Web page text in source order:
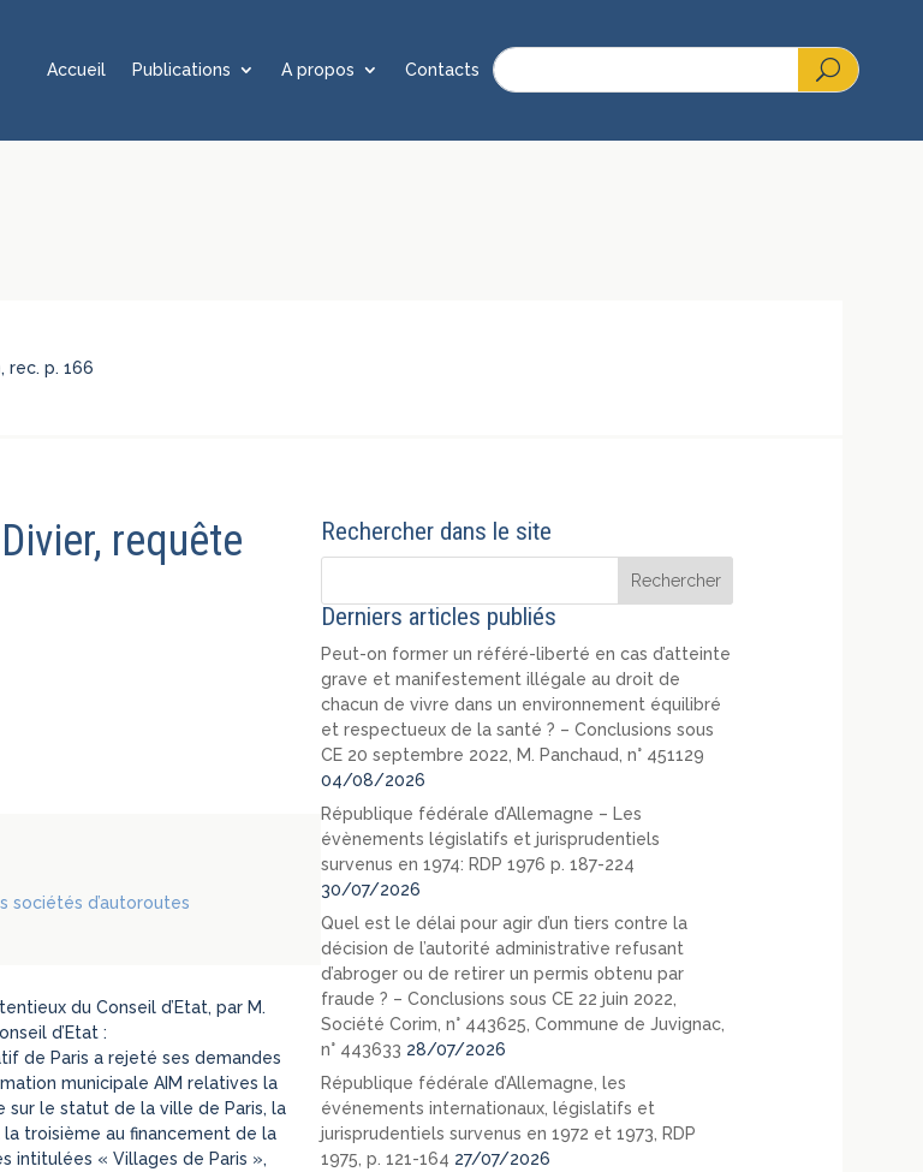
Accueil Publications A propos Contacts
rec. p. 166
requête
sociétés d’autoroutes
du Conseil d’Etat, par M.
d’Etat :
de Paris a rejeté ses demandes
municipale AIM relatives la
sur le statut de la ville de Paris, la
troisième au financement de la
intitulées « Villages de Paris »,
Rechercher dans le site
Derniers articles publiés
Peut-on former un référé-liberté en cas d’atteinte
grave et manifestement illégale au droit de
chacun de vivre dans un environnement équilibré
et respectueux de la santé ? – Conclusions sous
CE 20 septembre 2022, M. Panchaud, n° 451129
04/08/2026
République fédérale d’Allemagne – Les
évènements législatifs et jurisprudentiels
survenus en 1974: RDP 1976 p. 187-224
30/07/2026
Quel est le délai pour agir d’un tiers contre la
décision de l’autorité administrative refusant
d’abroger ou de retirer un permis obtenu par
fraude ? – Conclusions sous CE 22 juin 2022,
Société Corim, n° 443625, Commune de Juvignac,
n° 443633 28/07/2026
République fédérale d’Allemagne, les
événements internationaux, législatifs et
jurisprudentiels survenus en 1972 et 1973, RDP
1975, p. 121-164 27/07/2026